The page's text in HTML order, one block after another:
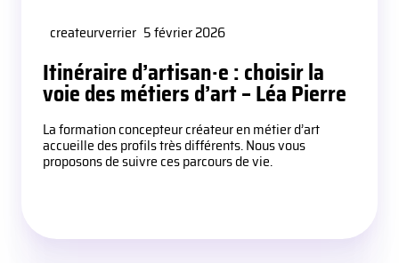
createurverrier 5 février 2026
Itinéraire d’artisan·e : choisir la
voie des métiers d’art – Léa Pierre
La formation concepteur créateur en métier d’art
accueille des profils très différents. Nous vous
proposons de suivre ces parcours de vie.